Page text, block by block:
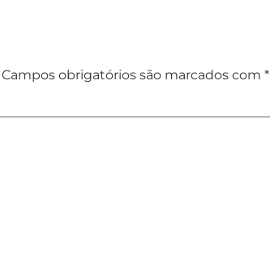
Campos obrigatórios são marcados com*